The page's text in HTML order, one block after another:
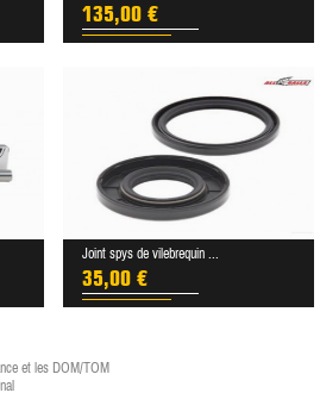
135,00 €
Joint spys de vilebrequin ...
35,00 €
et les DOM/TOM